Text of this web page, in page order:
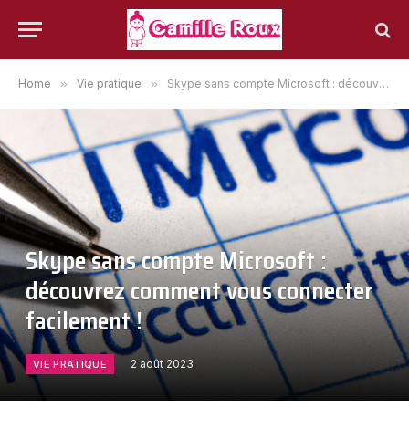
Home » Vie pratique » Skype sans compte Microsoft : découvrez comment vous connecter facilement !
Skype sans compte Microsoft :
découvrez comment vous connecter
facilement !
VIE PRATIQUE 2 août 2023